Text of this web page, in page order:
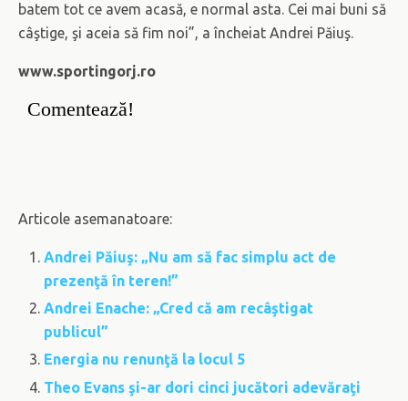
batem tot ce avem acasă, e normal asta. Cei mai buni să
câştige, şi aceia să fim noi”, a încheiat Andrei Păiuş.
www.sportingorj.ro
Comentează!
Articole asemanatoare:
Andrei Păiuş: „Nu am să fac simplu act de
prezenţă în teren!”
Andrei Enache: „Cred că am recâştigat
publicul”
Energia nu renunţă la locul 5
Theo Evans şi-ar dori cinci jucători adevăraţi